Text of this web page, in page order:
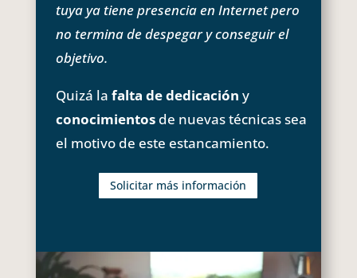
tuya ya tiene presencia en Internet pero
no termina de despegar y conseguir el
objetivo.
Quizá la falta de dedicación y
conocimientosde nuevas técnicas sea
el motivo de este estancamiento.
Solicitar más información